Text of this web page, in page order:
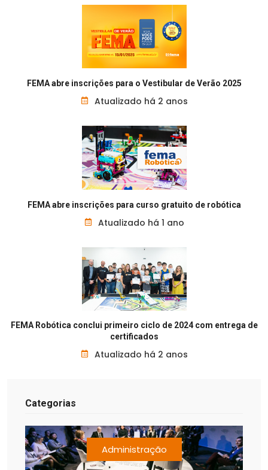
FEMA abre inscrições para o Vestibular de Verão 2025
Atualizado há 2 anos
FEMA abre inscrições para curso gratuito de robótica
Atualizado há 1 ano
FEMA Robótica conclui primeiro ciclo de 2024 com entrega de
certificados
Atualizado há 2 anos
Categorias
Administração